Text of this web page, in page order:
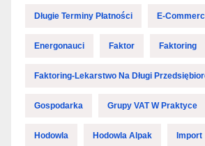
Długie Terminy Płatności E-
Energonauci Faktor Faktoring
Faktoring-Lekarstwo Na Długi
Gospodarka Grupy VAT W Praktyce
Hodowla Hodowla Alpak Import